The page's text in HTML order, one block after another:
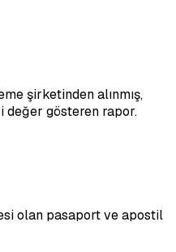
şirketinden alınmış,
gösteren rapor.
olan pasaport ve apostil